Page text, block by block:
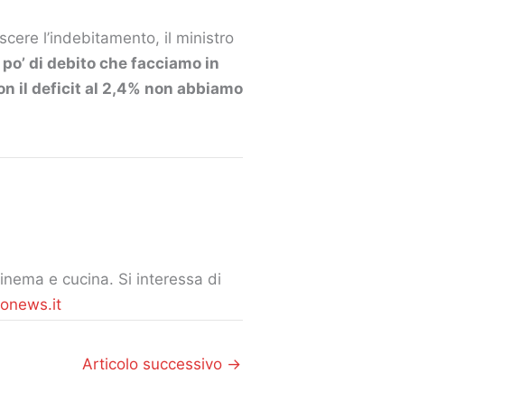
l’indebitamento, il ministro
po’ di debito che facciamo in
il deficit al 2,4% non abbiamo
e cucina. Si interessa di
Articolo successivo →